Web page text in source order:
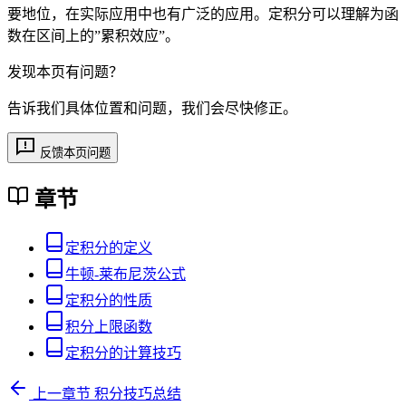
要地位，在实际应用中也有广泛的应用。定积分可以理解为函
数在区间上的”累积效应”。
发现本页有问题？
告诉我们具体位置和问题，我们会尽快修正。
反馈本页问题
章节
定积分的定义
牛顿-莱布尼茨公式
定积分的性质
积分上限函数
定积分的计算技巧
上一章节 积分技巧总结